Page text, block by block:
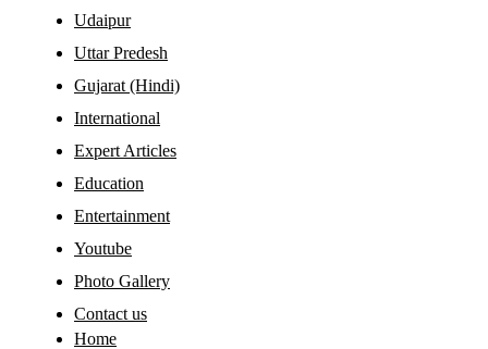
Udaipur
Uttar Predesh
Gujarat (Hindi)
International
Expert Articles
Education
Entertainment
Youtube
Photo Gallery
Contact us
Home